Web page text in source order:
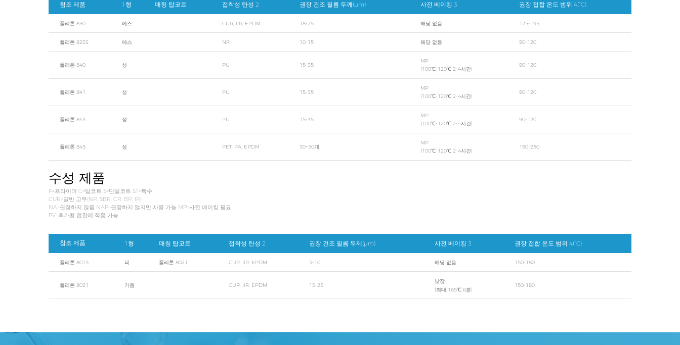
참조 제품 1형 매칭 탑코트 접착성 탄성 2 권장 건조 필름 두께(μm) 사전 베이킹 3 권장 접합 온도 범위 4(°C)
폴리톤 830 에스 CUR, IIR, EPDM 18-25 해당 없음 125-195
폴리톤 823S 에스 NR 10-15 해당 없음 90-120
폴리톤 840 성 PU 15-35
MP
(100℃-120℃ 2-4시간)
90-120
폴리톤 841 성 PU 15-35
MP
(100℃-120℃ 2-4시간)
90-120
폴리톤 843 성 PU 15-35
MP
(100℃-120℃ 2-4시간)
90-120
폴리톤 845 성 PET, PA, EPDM 30~50개
MP
(100℃-120℃ 2-4시간)
190-230
수성 제품
P=프라이머 C=탑코트 S=단일코트 ST=특수
CUR=일반 고무(NR, SBR, CR, BR, IR)
NA=권장하지 않음 NAP=권장하지 않지만 사용 가능 MP=사전 베이킹 필요
PV=후가황 접합에 적용 가능
참조 제품 1형 매칭 탑코트 접착성 탄성 2 권장 건조 필름 두께(μm) 사전 베이킹 3 권장 접합 온도 범위 4(°C)
폴리톤 8015 피 폴리톤 8021 CUR, IIR, EPDM 5-10 해당 없음 150-180
폴리톤 8021 기음 CUR, IIR, EPDM 15-25
낮잠
(최대 165℃ 6분)
150-180